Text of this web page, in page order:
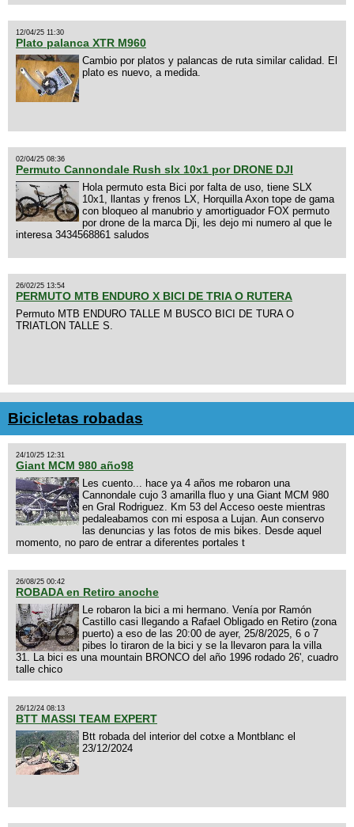
12/04/25 11:30
Plato palanca XTR M960
Cambio por platos y palancas de ruta similar calidad. El
plato es nuevo, a medida.
02/04/25 08:36
Permuto Cannondale Rush slx 10x1 por DRONE DJI
Hola permuto esta Bici por falta de uso, tiene SLX
10x1, llantas y frenos LX, Horquilla Axon tope de gama
con bloqueo al manubrio y amortiguador FOX permuto
por drone de la marca Dji, les dejo mi numero al que le
interesa 3434568861 saludos
26/02/25 13:54
PERMUTO MTB ENDURO X BICI DE TRIA O RUTERA
Permuto MTB ENDURO TALLE M BUSCO BICI DE TURA O
TRIATLON TALLE S.
Bicicletas robadas
24/10/25 12:31
Giant MCM 980 año98
Les cuento... hace ya 4 años me robaron una
Cannondale cujo 3 amarilla fluo y una Giant MCM 980
en Gral Rodriguez. Km 53 del Acceso oeste mientras
pedaleabamos con mi esposa a Lujan. Aun conservo
las denuncias y las fotos de mis bikes. Desde aquel
momento, no paro de entrar a diferentes portales t
26/08/25 00:42
ROBADA en Retiro anoche
Le robaron la bici a mi hermano. Venía por Ramón
Castillo casi llegando a Rafael Obligado en Retiro (zona
puerto) a eso de las 20:00 de ayer, 25/8/2025, 6 o 7
pibes lo tiraron de la bici y se la llevaron para la villa
31. La bici es una mountain BRONCO del año 1996 rodado 26', cuadro
talle chico
26/12/24 08:13
BTT MASSI TEAM EXPERT
Btt robada del interior del cotxe a Montblanc el
23/12/2024